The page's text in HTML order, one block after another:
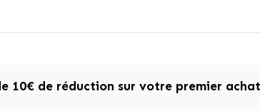
10€ de réduction sur votre premier achat